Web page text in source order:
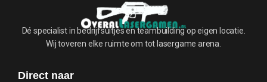
Dé specialist in bedrijfsuitjes en teambuilding op eigen locatie.
Wij toveren elke ruimte om tot lasergame arena.
Direct naar